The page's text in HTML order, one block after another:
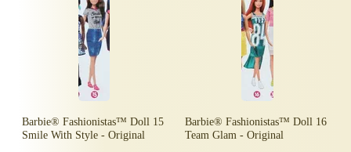
Barbie® Fashionistas™ Doll 15
Smile With Style - Original
Barbie® Fashionistas™ Doll 16
Team Glam - Original